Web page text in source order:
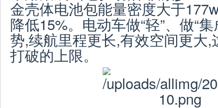
金壳体电池包能量密度大于
降低15%。电动车做“轻”、做“
势,续航里程更长,有效空间更大
打破的上限。